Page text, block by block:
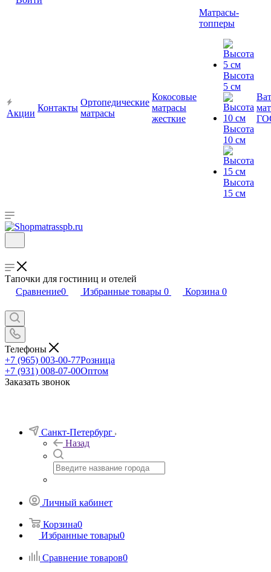
Акции
Контакты
Ортопедические
матрасы
Кокосовые
матрасы
жесткие
Матрасы-
топперы
Высота
5 см
Высота
10 см
Высота
15 см
Тапочки для гостиниц и отелей
Сравнение0 Избранные товары 0 Корзина 0
Телефоны
+7 (965) 003-00-77Розница
+7 (931) 008-07-00Оптом
Заказать звонок
Санкт-Петербург
Назад
Личный кабинет
Корзина0
Избранные товары0
Сравнение товаров0